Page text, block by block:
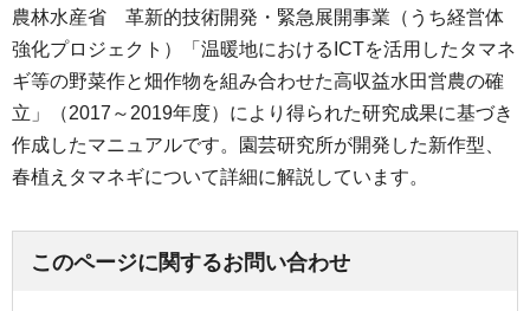
農林水産省 革新的技術開発・緊急展開事業（うち経営体
強化プロジェクト）「温暖地におけるICTを活用したタマネ
ギ等の野菜作と畑作物を組み合わせた高収益水田営農の確
立」（2017～2019年度）により得られた研究成果に基づき
作成したマニュアルです。園芸研究所が開発した新作型、
春植えタマネギについて詳細に解説しています。
このページに関するお問い合わせ